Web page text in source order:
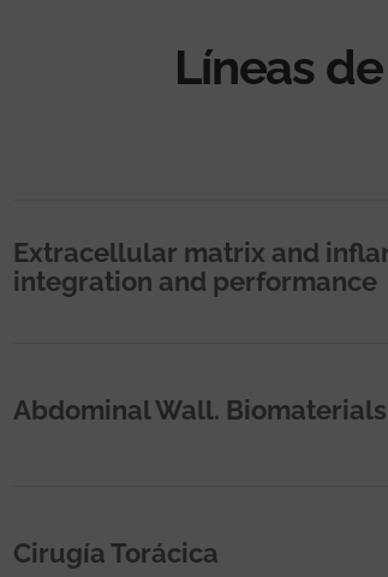
Líneas
Extracellular matrix and
integration and performance
Abdominal Wall.
Cirugía Torácica